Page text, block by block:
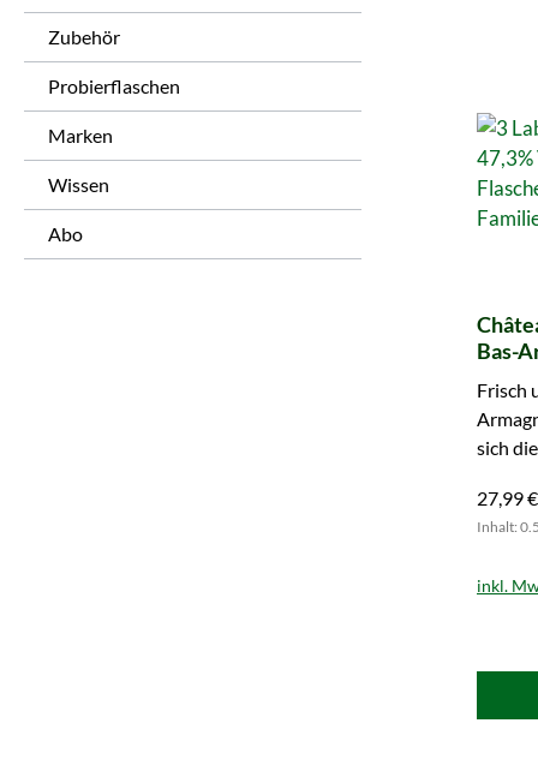
Zubehör
Probierflaschen
Marken
Wissen
Abo
Bas-
Frisch
sich
27,99 €
Inhalt:
inkl.